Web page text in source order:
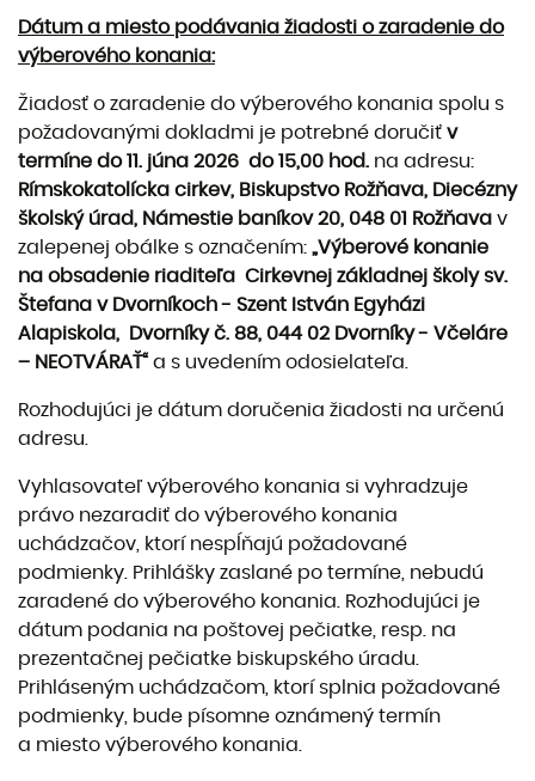
Dátum a miesto podávania žiadosti o zaradenie do
výberového konania:
Žiadosť o zaradenie do výberového konania spolu s
požadovanými dokladmi je potrebné doručiť v
termíne do 11. júna 2026 do 15,00 hod. na adresu:
Rímskokatolícka cirkev, Biskupstvo Rožňava, Diecézny
školský úrad, Námestie baníkov 20, 048 01 Rožňava v
zalepenej obálke s označením: „Výberové konanie
na obsadenie riaditeľa Cirkevnej základnej školy sv.
Štefana v Dvorníkoch - Szent István Egyházi
Alapiskola, Dvorníky č. 88, 044 02 Dvorníky - Včeláre
– NEOTVÁRAŤ“ a s uvedením odosielateľa.
Rozhodujúci je dátum doručenia žiadosti na určenú
adresu.
Vyhlasovateľ výberového konania si vyhradzuje
právo nezaradiť do výberového konania
uchádzačov, ktorí nespĺňajú požadované
podmienky. Prihlášky zaslané po termíne, nebudú
zaradené do výberového konania. Rozhodujúci je
dátum podania na poštovej pečiatke, resp. na
prezentačnej pečiatke biskupského úradu.
Prihláseným uchádzačom, ktorí splnia požadované
podmienky, bude písomne oznámený termín
a miesto výberového konania.